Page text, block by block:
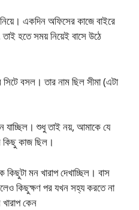
একদিন অফিসের কাজে বাইরে
হতে সময় নিয়েই বাসে উঠে
বসল। তার নাম ছিল সীমা (এটা
যাচ্ছিল। শুধু তাই নয়, আমাকে যে
কিছু কাজ ছিল।
মন খারাপ দেখাচ্ছিল। বাস
কিছুক্ষণ পর যখন সহ্য করতে না
কেন